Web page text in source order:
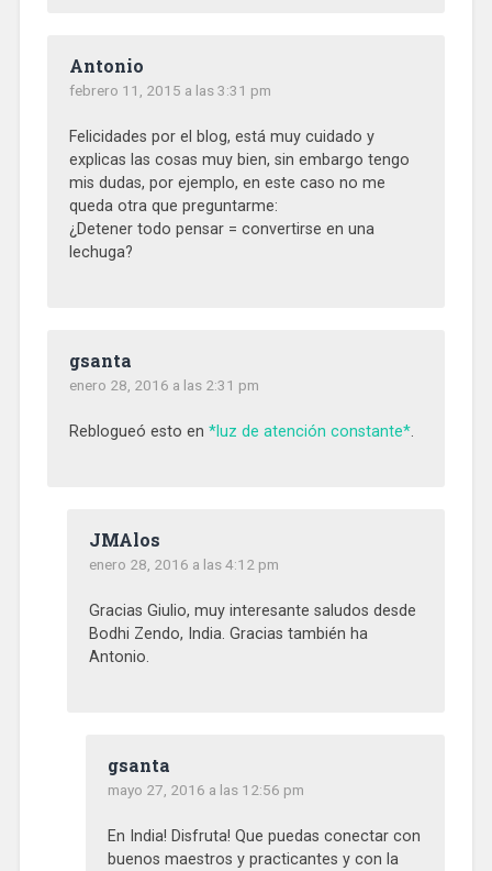
Antonio
febrero 11, 2015 a las 3:31 pm
Felicidades por el blog, está muy cuidado y
explicas las cosas muy bien, sin embargo tengo
mis dudas, por ejemplo, en este caso no me
queda otra que preguntarme:
¿Detener todo pensar = convertirse en una
lechuga?
gsanta
enero 28, 2016 a las 2:31 pm
Reblogueó esto en *luz de atención constante*.
JMAlos
enero 28, 2016 a las 4:12 pm
Gracias Giulio, muy interesante saludos desde
Bodhi Zendo, India. Gracias también ha
Antonio.
gsanta
mayo 27, 2016 a las 12:56 pm
En India! Disfruta! Que puedas conectar con
buenos maestros y practicantes y con la